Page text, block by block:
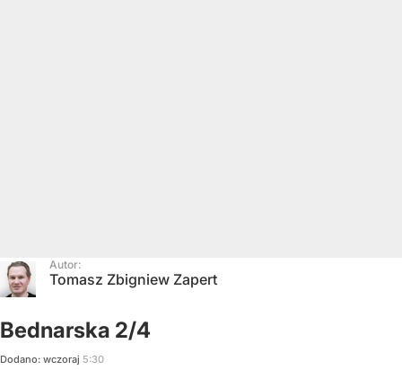
Autor:
Tomasz Zbigniew Zapert
Bednarska 2/4
Dodano: wczoraj 5:30